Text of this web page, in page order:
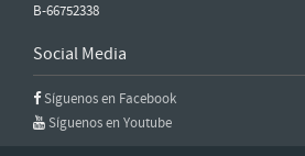
B-66752338
Social Media
Síguenos en Facebook
Síguenos en Youtube